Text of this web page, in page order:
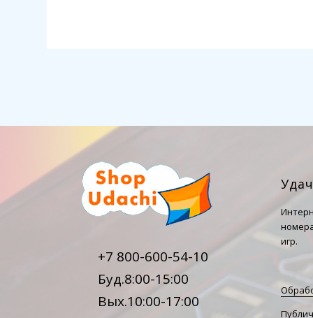
+7 800-600-54-10
Буд.8:00-15:00
Вых.10:00-17:00
игр.